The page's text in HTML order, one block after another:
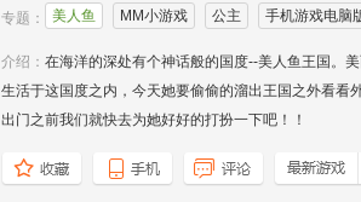
专题： 美人鱼 MM小游戏 公主 手机游戏电脑
介绍： 在海洋的深处有个神话般的国度--美人鱼王国。
生活于这国度之内，今天她要偷偷的溜出王国之外看看
出门之前我们就快去为她好好的打扮一下吧！！